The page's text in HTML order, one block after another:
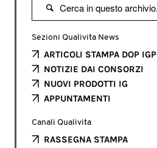

Sezioni Qualivita News
ARTICOLI STAMPA DOP IGP
NOTIZIE DAI CONSORZI
NUOVI PRODOTTI IG
APPUNTAMENTI
Canali Qualivita
RASSEGNA STAMPA